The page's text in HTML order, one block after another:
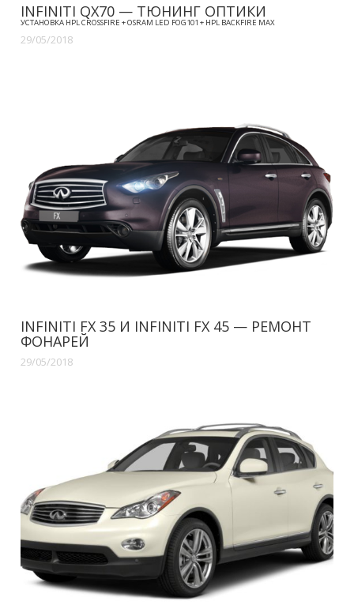
INFINITI QX70 — ТЮНИНГ ОПТИКИ
УСТАНОВКА HPL CROSSFIRE + OSRAM LED FOG101 + HPL BACKFIRE MAX
29/05/2018
INFINITI FX 35 И INFINITI FX 45 — РЕМОНТ
ФОНАРЕЙ
29/05/2018